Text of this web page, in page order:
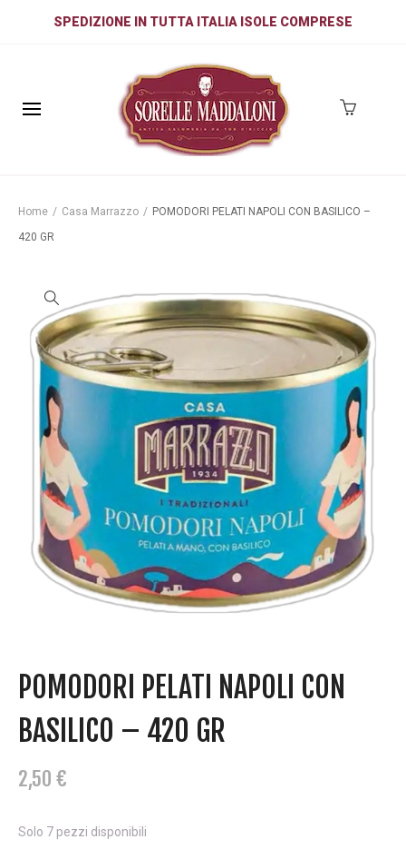
SPEDIZIONE IN TUTTA ITALIA ISOLE COMPRESE
Home / Casa Marrazzo / POMODORI PELATI NAPOLI CON BASILICO –
420 GR
POMODORI PELATI NAPOLI CON
BASILICO – 420 GR
2,50 €
Solo 7 pezzi disponibili